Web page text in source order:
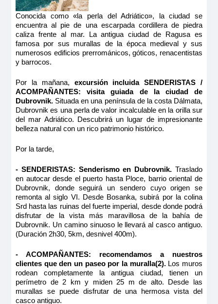
Conocida como «la perla del Adriático», la ciudad se
encuentra al pie de una escarpada cordillera de piedra
caliza frente al mar. La antigua ciudad de Ragusa es
famosa por sus murallas de la época medieval y sus
numerosos edificios prerrománicos, góticos, renacentistas
y barrocos.
Por la mañana, excursión incluida SENDERISTAS /
ACOMPAÑANTES: visita guiada de la ciudad de
Dubrovnik.Situada en una península de la costa Dálmata,
Dubrovnik es una perla de valor incalculable en la orilla sur
del mar Adriático. Descubrirá un lugar de impresionante
belleza natural con un rico patrimonio histórico.
Por la tarde,
- SENDERISTAS: Senderismo en Dubrovnik. Traslado
en autocar desde el puerto hasta Ploce, barrio oriental de
Dubrovnik, donde seguirá un sendero cuyo origen se
remonta al siglo VI. Desde Bosanka, subirá por la colina
Srd hasta las ruinas del fuerte imperial, desde donde podrá
disfrutar de la vista más maravillosa de la bahía de
Dubrovnik. Un camino sinuoso le llevará al casco antiguo.
(Duración 2h30, 5km, desnivel 400m).
- ACOMPAÑANTES: recomendamos a nuestros
clientes que den un paseo por la muralla(2).Los muros
rodean completamente la antigua ciudad, tienen un
perímetro de 2 km y miden 25 m de alto. Desde las
murallas se puede disfrutar de una hermosa vista del
casco antiguo.